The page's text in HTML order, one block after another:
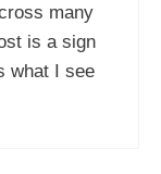
many
is a sign
what I see